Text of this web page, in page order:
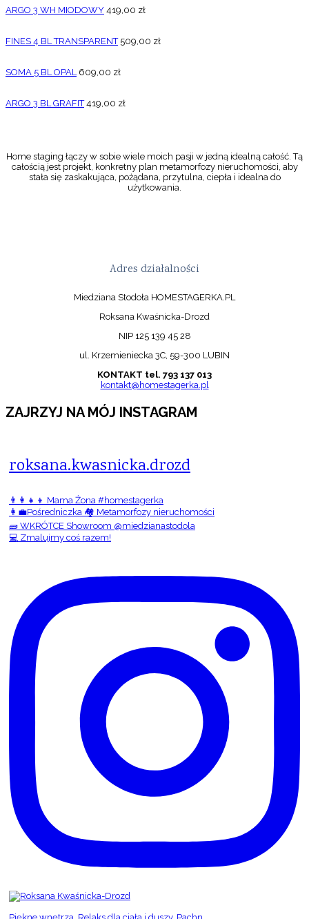
ARGO 3 WH MIODOWY 419,00 zł
FINES 4 BL TRANSPARENT 509,00 zł
SOMA 5 BL OPAL 609,00 zł
ARGO 3 BL GRAFIT 419,00 zł
Home staging łączy w sobie wiele moich pasji w jedną idealną całość. Tą
całością jest projekt, konkretny plan metamorfozy nieruchomości, aby
stała się zaskakująca, pożądana, przytulna, ciepła i idealna do
użytkowania.
Adres działalności
Miedziana Stodoła HOMESTAGERKA.PL
Roksana Kwaśnicka-Drozd
NIP 125 139 45 28
ul. Krzemieniecka 3C, 59-300 LUBIN
KONTAKT tel. 793 137 013
kontakt@homestagerka.pl
ZAJRZYJ NA MÓJ INSTAGRAM
roksana.kwasnicka.drozd
👨‍👩‍👧‍👦 Mama Żona #homestagerka
👩‍💼Pośredniczka 🏘️ Metamorfozy nieruchomości
🧱 WKRÓTCE Showroom @miedzianastodola
💻 Zmalujmy coś razem!